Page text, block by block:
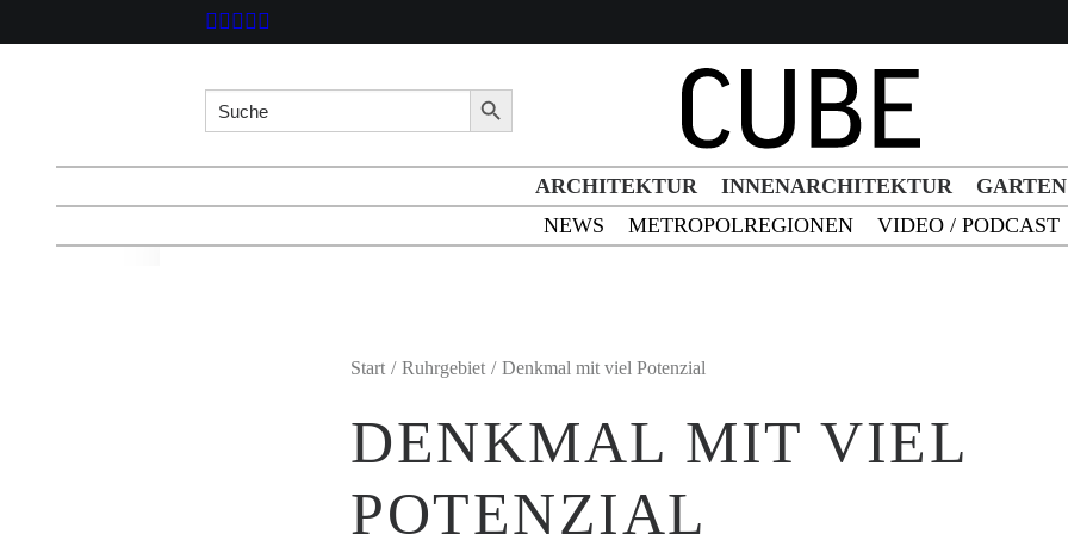
Search for: Search Button
ARCHITEKTUR INNENARCHITEKTUR
GARTEN
NEWS
METROPOLREGIONEN VIDEO / PODCAST
Start Ruhrgebiet Denkmal mit viel Potenzial
DENKMAL MIT VIEL
POTENZIAL